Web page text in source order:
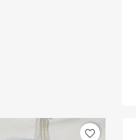
favorite_border